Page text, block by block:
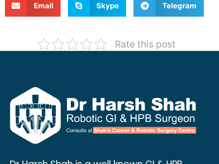
Email Skype Telegram
Rate this post